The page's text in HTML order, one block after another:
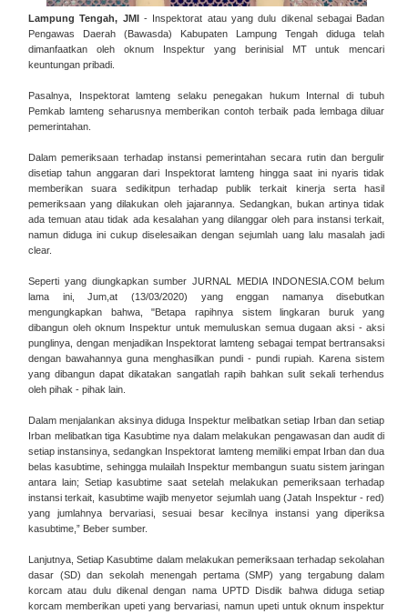
Lampung Tengah, JMI- Inspektorat atau yang dulu dikenal sebagai Badan
Pengawas Daerah (Bawasda) Kabupaten Lampung Tengah diduga telah
dimanfaatkan oleh oknum Inspektur yang berinisial MT untuk mencari
keuntungan pribadi.
Pasalnya, Inspektorat lamteng selaku penegakan hukum Internal di tubuh
Pemkab lamteng seharusnya memberikan contoh terbaik pada lembaga diluar
pemerintahan.
Dalam pemeriksaan terhadap instansi pemerintahan secara rutin dan bergulir
disetiap tahun anggaran dari Inspektorat lamteng hingga saat ini nyaris tidak
memberikan suara sedikitpun terhadap publik terkait kinerja serta hasil
pemeriksaan yang dilakukan oleh jajarannya. Sedangkan, bukan artinya tidak
ada temuan atau tidak ada kesalahan yang dilanggar oleh para instansi terkait,
namun diduga ini cukup diselesaikan dengan sejumlah uang lalu masalah jadi
clear.
Seperti yang diungkapkan sumber JURNAL MEDIA INDONESIA.COM belum
lama ini, Jum,at (13/03/2020) yang enggan namanya disebutkan
mengungkapkan bahwa, "Betapa rapihnya sistem lingkaran buruk yang
dibangun oleh oknum Inspektur untuk memuluskan semua dugaan aksi - aksi
punglinya, dengan menjadikan Inspektorat lamteng sebagai tempat bertransaksi
dengan bawahannya guna menghasilkan pundi - pundi rupiah. Karena sistem
yang dibangun dapat dikatakan sangatlah rapih bahkan sulit sekali terhendus
oleh pihak - pihak lain.
Dalam menjalankan aksinya diduga Inspektur melibatkan setiap Irban dan setiap
Irban melibatkan tiga Kasubtime nya dalam melakukan pengawasan dan audit di
setiap instansinya, sedangkan Inspektorat lamteng memiliki empat Irban dan dua
belas kasubtime, sehingga mulailah Inspektur membangun suatu sistem jaringan
antara lain; Setiap kasubtime saat setelah melakukan pemeriksaan terhadap
instansi terkait, kasubtime wajib menyetor sejumlah uang (Jatah Inspektur - red)
yang jumlahnya bervariasi, sesuai besar kecilnya instansi yang diperiksa
kasubtime,” Beber sumber.
Lanjutnya, Setiap Kasubtime dalam melakukan pemeriksaan terhadap sekolahan
dasar (SD) dan sekolah menengah pertama (SMP) yang tergabung dalam
korcam atau dulu dikenal dengan nama UPTD Disdik bahwa diduga setiap
korcam memberikan upeti yang bervariasi, namun upeti untuk oknum inspektur